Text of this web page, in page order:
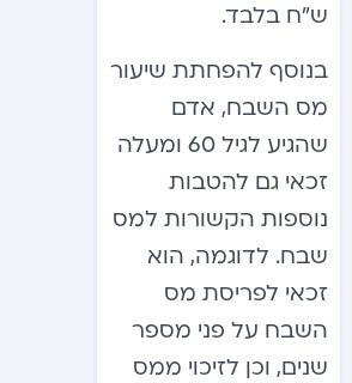
ש”ח בלבד.
בנוסף להפחתת שיעור
מס השבח, אדם
שהגיע לגיל 60 ומעלה
זכאי גם להטבות
נוספות הקשורות למס
שבח. לדוגמה, הוא
זכאי לפריסת מס
השבח על פני מספר
שנים, וכן לזיכוי ממס